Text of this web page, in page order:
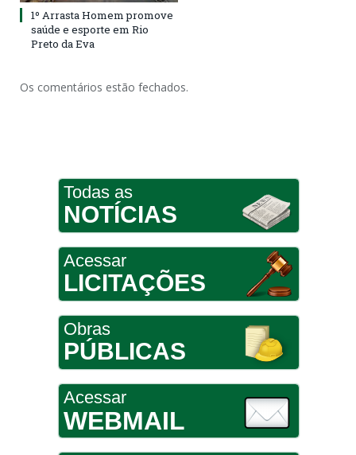
1º Arrasta Homem promove
saúde e esporte em Rio
Preto da Eva
Os comentários estão fechados.
Todas as
NOTÍCIAS
Acessar
LICITAÇÕES
Obras
PÚBLICAS
Acessar
WEBMAIL